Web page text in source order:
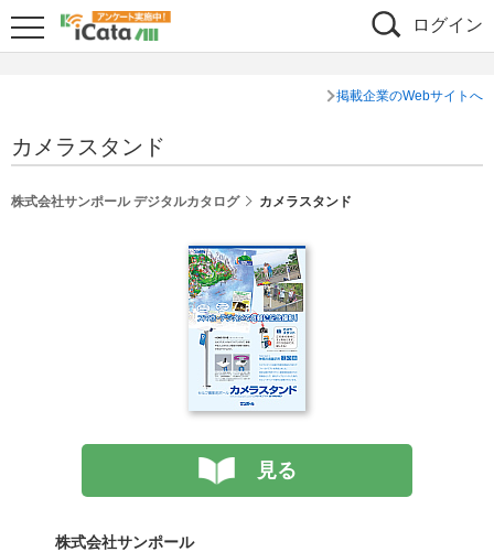
ログイン
掲載企業のWebサイトへ
カメラスタンド
株式会社サンポール デジタルカタログ カメラスタンド
見る
株式会社サンポール